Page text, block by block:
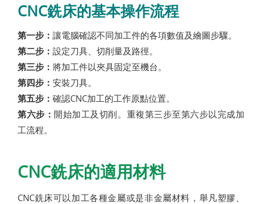
CNC銑床的基本操作流程
第一步： 讓電腦確認不同加工件的各項數值及繪圖步驟。
第二步： 設定刀具、切削量及路徑。
第三步： 將加工件以夾具固定至機台。
第四步： 安裝刀具。
第五步： 確認CNC加工的工作原點位置。
第六步： 開始加工及切削。重複第三步至第六步以完成加
工流程。
CNC銑床的適用材料
CNC銑床可以加工各種金屬或是非金屬材料，舉凡塑膠、